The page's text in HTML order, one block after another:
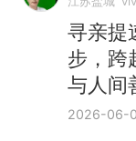
寻亲提
步，跨
与人间
2026-06-